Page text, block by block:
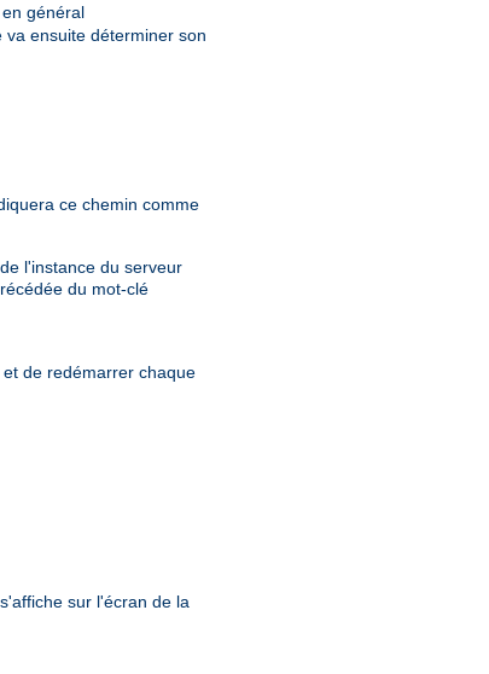
général
va ensuite déterminer son
ce chemin comme
l'instance du serveur
du mot-clé
de redémarrer chaque
sur l'écran de la